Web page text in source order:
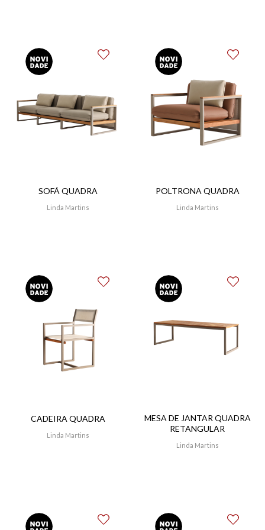
período modernista.
Em sua expressão artística, Linda busca evidenciar o
universo feminino, capturando suas linhas, força e
delicadeza. Prioriza produtos nos quais a ergonomia e
o conforto são aliados, resultando em peças que não
apenas convidam, mas também emanam elegância.
SOFÁ QUADRA
Linda Martins
POLTRONA QUADRA
Linda Martins
CADEIRA QUADRA
Linda Martins
MESA DE JANTAR QUADRA
RETANGULAR
Linda Martins